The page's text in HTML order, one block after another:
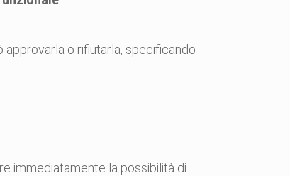
approvarla o rifiutarla, specificando
immediatamente la possibilità di